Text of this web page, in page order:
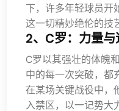
下，许多年轻球员开
这一切精妙绝伦的技
2、C罗：力量
C罗以其强壮的体魄
中的每一次突破，都
在某场关键战役中，
入禁区，以一记势大